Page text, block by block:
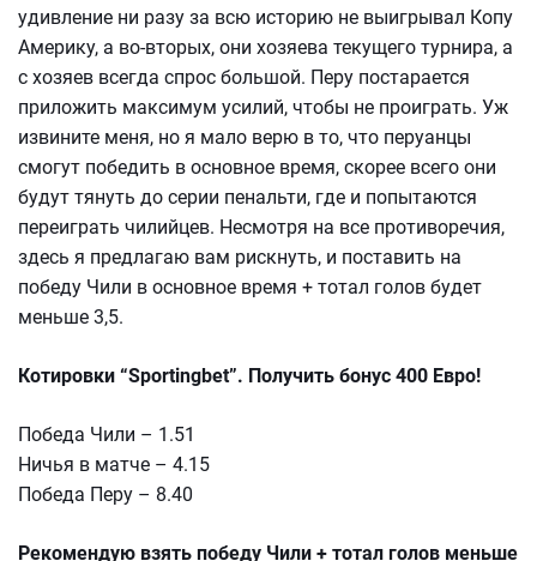
удивление ни разу за всю историю не выигрывал Копу
Америку, а во-вторых, они хозяева текущего турнира, а
с хозяев всегда спрос большой. Перу постарается
приложить максимум усилий, чтобы не проиграть. Уж
извините меня, но я мало верю в то, что перуанцы
смогут победить в основное время, скорее всего они
будут тянуть до серии пенальти, где и попытаются
переиграть чилийцев. Несмотря на все противоречия,
здесь я предлагаю вам рискнуть, и поставить на
победу Чили в основное время + тотал голов будет
меньше 3,5.
Котировки “Sportingbet”. Получить бонус 400 Евро!
Победа Чили – 1.51
Ничья в матче – 4.15
Победа Перу – 8.40
Рекомендую взять победу Чили + тотал голов меньше